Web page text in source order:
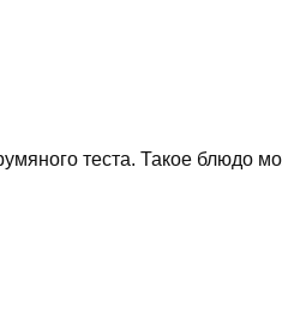
теста. Такое блюдо